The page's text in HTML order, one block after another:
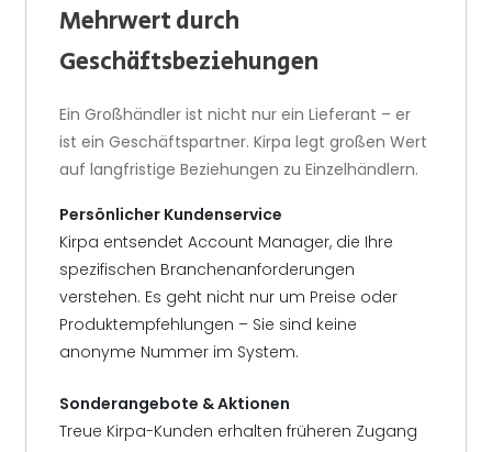
Mehrwert durch
Geschäftsbeziehungen
Ein Großhändler ist nicht nur ein Lieferant – er
ist ein Geschäftspartner. Kirpa legt großen Wert
auf langfristige Beziehungen zu Einzelhändlern.
Persönlicher Kundenservice
Kirpa entsendet Account Manager, die Ihre
spezifischen Branchenanforderungen
verstehen. Es geht nicht nur um Preise oder
Produktempfehlungen – Sie sind keine
anonyme Nummer im System.
Sonderangebote & Aktionen
Treue Kirpa-Kunden erhalten früheren Zugang